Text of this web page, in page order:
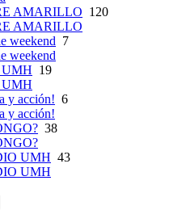
AMARILLO 120
AMARILLO
weekend 7
weekend
19
y acción! 6
y acción!
38
UMH 43
UMH